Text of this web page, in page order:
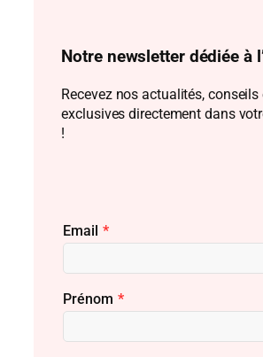
Notre newsletter dédiée à
Recevez nos actualités,
exclusives directement dans
!
Email *
Prénom *